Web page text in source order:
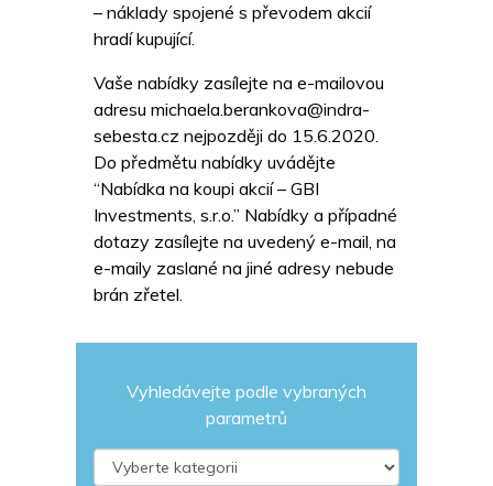
– náklady spojené s převodem akcií
hradí kupující.
Vaše nabídky zasílejte na e-mailovou
adresu michaela.berankova@indra-
sebesta.cz nejpozději do 15.6.2020.
Do předmětu nabídky uvádějte
“Nabídka na koupi akcií – GBI
Investments, s.r.o.” Nabídky a případné
dotazy zasílejte na uvedený e-mail, na
e-maily zaslané na jiné adresy nebude
brán zřetel.
Vyhledávejte podle vybraných
parametrů